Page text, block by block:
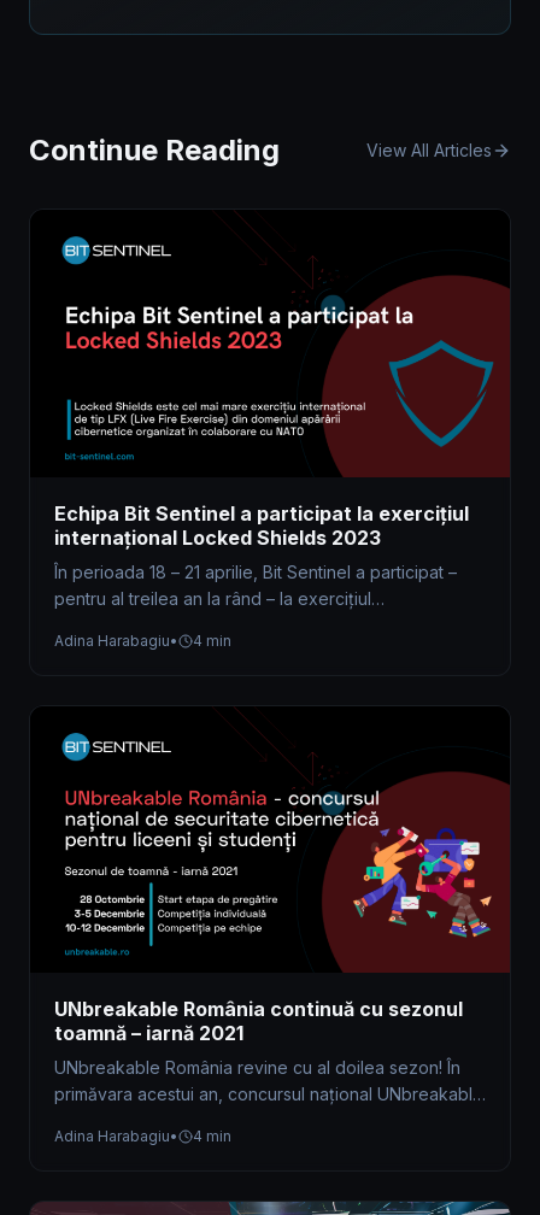
Continue Reading View All Articles
Echipa Bit Sentinel a participat la exercițiul
internațional Locked Shields 2023
În perioada 18 – 21 aprilie, Bit Sentinel a participat –
pentru al treilea an la rând – la exercițiul…
Adina Harabagiu• 4 min
UNbreakable România continuă cu sezonul
toamnă – iarnă 2021
UNbreakable România revine cu al doilea sezon! În
primăvara acestui an, concursul național UNbreakable
Adina Harabagiu• 4 min